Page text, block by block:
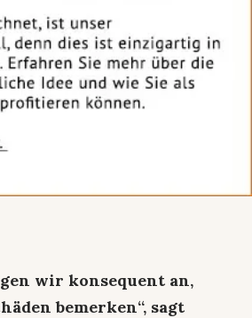
wir konsequent an,
bemerken“, sagt